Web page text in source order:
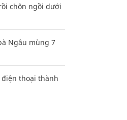
chôn ngồi dưới
Ngâu mùng 7
điện thoại thành